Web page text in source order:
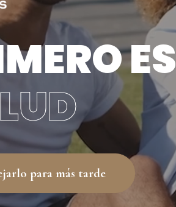
ES
para más tarde